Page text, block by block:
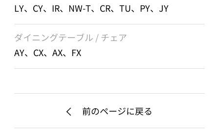
LY、CY、IR、NW-T、CR、TU、PY、JY
ダイニングテーブル / チェア
AY、CX、AX、FX
前のページに戻る